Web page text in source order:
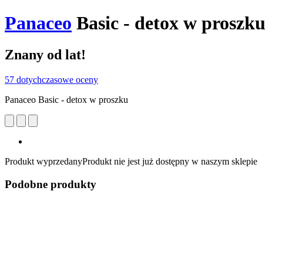
Panaceo Basic - detox w proszku
Znany od lat!
57 dotychczasowe oceny
Panaceo Basic - detox w proszku
Produkt wyprzedanyProdukt nie jest już dostępny w naszym sklepie
Podobne produkty